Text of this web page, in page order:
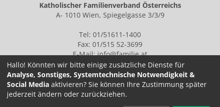
Katholischer Familienverband Österreichs
A- 1010 Wien, Spiegelgasse 3/3/9
Tel: 01/51611-1400
Fax: 01/515 52-3699
E-Mail:info@familie.at
IMPRESSUM
Hallo! Könnten wir bitte einige zusätzliche Dienste für
Analyse, Sonstiges, Systemtechnische Notwendigkeit &
Social Media aktivieren? Sie können Ihre Zustimmung später
jederzeit ändern oder zurückziehen.